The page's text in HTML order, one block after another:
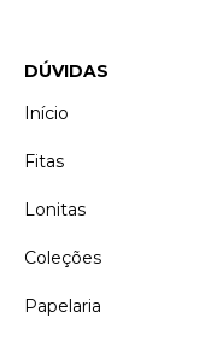
DÚVIDAS
Início
Fitas
Lonitas
Coleções
Papelaria